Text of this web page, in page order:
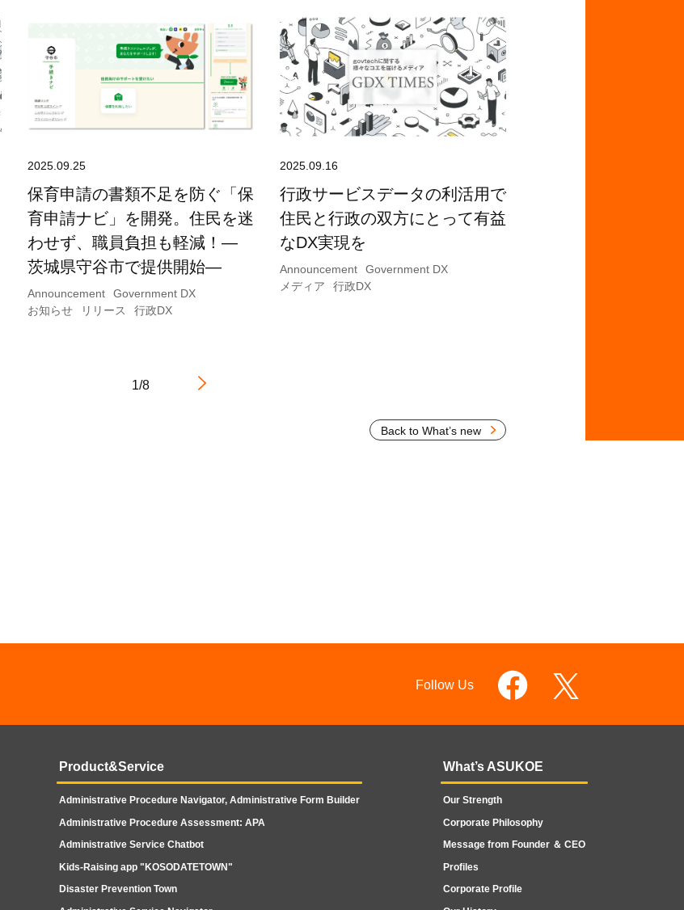
2025.09.25
保育申請の書類不足を防ぐ「保
育申請ナビ」を開発。住民を迷
わせず、職員負担も軽減！―
茨城県守谷市で提供開始―
Announcement
Government DX
お知らせ
リリース 行政DX
2025.09.16
行政サービスデータの利活用で
住民と行政の双方にとって有益
なDX実現を
Announcement
Government DX
メディア
行政DX
1/8
Back to What’s new
Product&Service
Administrative Procedure Navigator, Administrative Form Builder
Administrative Procedure Assessment: APA
Administrative Service Chatbot
Kids-Raising app "KOSODATETOWN"
Disaster Prevention Town
What’s ASUKOE
Our Strength
Corporate Philosophy
Message from Founder ＆ CEO
Profiles
Corporate Profile
Follow Us